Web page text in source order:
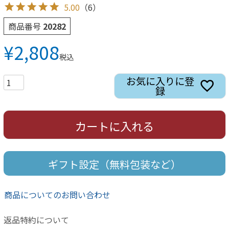
5.00 （6）
商品番号 20282
¥2,808税込
お気に入りに登
録
カートに入れる
ギフト設定（無料包装など）
商品についてのお問い合わせ
返品特約について